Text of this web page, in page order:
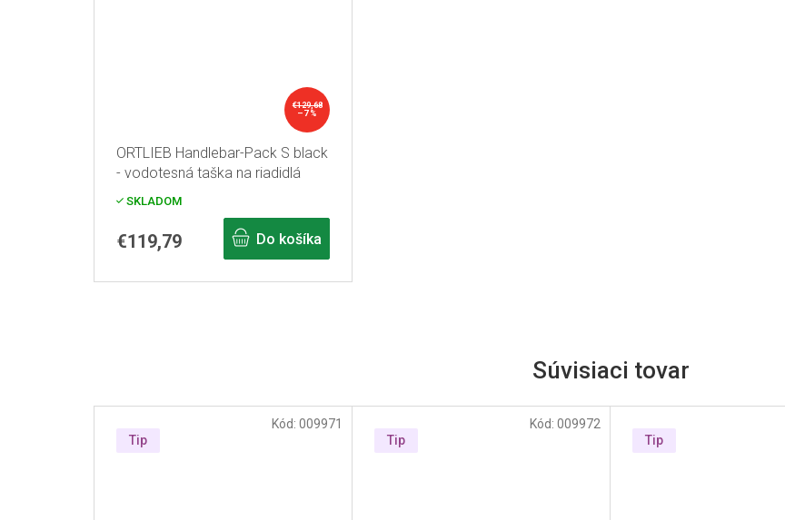
Súvisiaci tovar
Tip
Kód: 009971
Tip
Kód: 009972
Tip
€129,68
–7 %
ORTLIEB Handlebar-Pack S black
- vodotesná taška na riadidlá
SKLADOM
€119,79 Do košíka